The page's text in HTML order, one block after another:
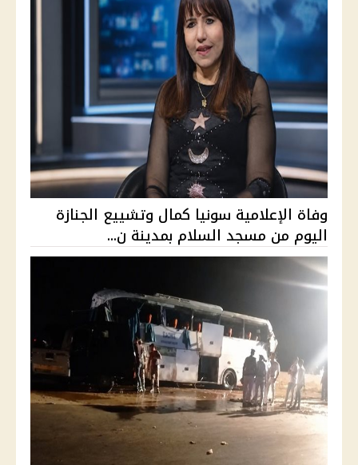
وفاة الإعلامية سونيا كمال وتشييع الجنازة
اليوم من مسجد السلام بمدينة ن...